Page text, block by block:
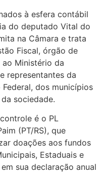
à esfera contábil
do deputado Vital do
na Câmara e trata
Fiscal, órgão de
Ministério da
representantes da
dos municípios
sociedade.
é o PL
(PT/RS), que
doações aos fundos
Estaduais e
sua declaração anual